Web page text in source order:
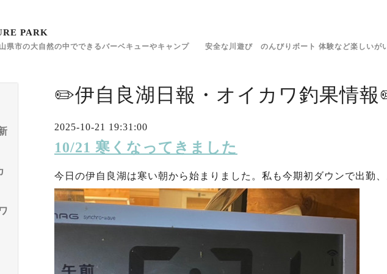
PARK
市の大自然の中でできるバーベキューやキャンプ 安全な川遊び のんびりボート 体験など楽しいがい
✏️伊自良湖日報・オイカワ釣果情
2025-10-21 19:31:00
10/21 寒くなってきました
今日の伊自良湖は寒い朝から始まりました。私も今期初ダウンで出勤